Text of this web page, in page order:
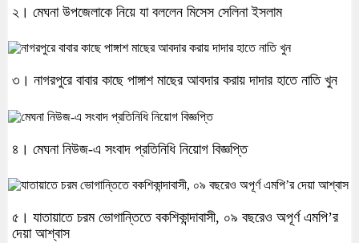
২। মেঘনা উপজেলাকে নিয়ে যা বললেন মিসেস সেলিনা ইসলাম
৩। নাগরপুরে বাবার কাছে পাঙ্গাশ মাছের আবদার করায় দাদার হাতে নাতি খুন
৪। মেঘনা নিউজ-এ সংবাদ প্রতিনিধি নিয়োগ বিজ্ঞপ্তি
৫। যাতায়াতে চরম ভোগান্তিতে বকশিকান্দাবাসী, ০৯ বছরেও অপূর্ণ এমপি’র
দেয়া আশ্বাস